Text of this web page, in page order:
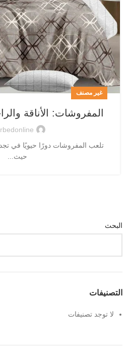
غير مصنف
المفروشات: الأناقة
تلعب المفروشات دورًا حيويًا في
حيث...
البحث
التصنيفات
لا توجد تصنيفات